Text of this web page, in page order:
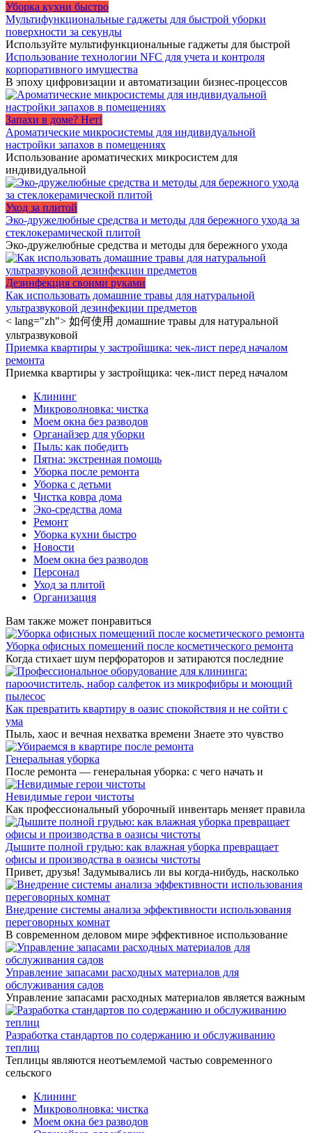
Уборка кухни быстро
Мультифункциональные гаджеты для быстрой уборки
поверхности за секунды
Используйте мультифункциональные гаджеты для быстрой
Использование технологии NFC для учета и контроля
корпоративного имущества
В эпоху цифровизации и автоматизации бизнес-процессов
Запахи в доме? Нет!
Ароматические микросистемы для индивидуальной
настройки запахов в помещениях
Использование ароматических микросистем для
индивидуальной
Уход за плитой
Эко-дружелюбные средства и методы для бережного ухода за
стеклокерамической плитой
Эко-дружелюбные средства и методы для бережного ухода
Дезинфекция своими руками
Как использовать домашние травы для натуральной
ультразвуковой дезинфекции предметов
< lang="zh"> 如何使用 домашние травы для натуральной
ультразвуковой
Приемка квартиры у застройщика: чек-лист перед началом
ремонта
Приемка квартиры у застройщика: чек-лист перед началом
Клининг
Микроволновка: чистка
Моем окна без разводов
Органайзер для уборки
Пыль: как победить
Пятна: экстренная помощь
Уборка после ремонта
Уборка с детьми
Чистка ковра дома
Эко-средства дома
Ремонт
Уборка кухни быстро
Новости
Моем окна без разводов
Персонал
Уход за плитой
Организация
Вам также может понравиться
Уборка офисных помещений после косметического ремонта
Когда стихает шум перфораторов и затираются последние
Как превратить квартиру в оазис спокойствия и не сойти с
ума
Пыль, хаос и вечная нехватка времени Знаете это чувство
Генеральная уборка
После ремонта — генеральная уборка: с чего начать и
Невидимые герои чистоты
Как профессиональный уборочный инвентарь меняет правила
Дышите полной грудью: как влажная уборка превращает
офисы и производства в оазисы чистоты
Привет, друзья! Задумывались ли вы когда-нибудь, насколько
Внедрение системы анализа эффективности использования
переговорных комнат
В современном деловом мире эффективное использование
Управление запасами расходных материалов для
обслуживания садов
Управление запасами расходных материалов является важным
Разработка стандартов по содержанию и обслуживанию
теплиц
Теплицы являются неотъемлемой частью современного
сельского
Клининг
Микроволновка: чистка
Моем окна без разводов